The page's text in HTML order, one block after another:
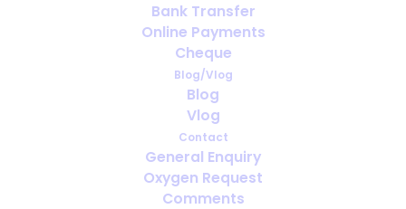
Bank Transfer
Online Payments
Cheque
Blog/Vlog
Blog
Vlog
Contact
General Enquiry
Oxygen Request
Comments